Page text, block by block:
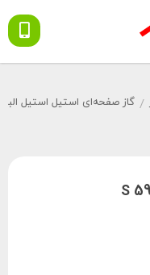
/ گاز صفحه‌ای استیل استیل البرز